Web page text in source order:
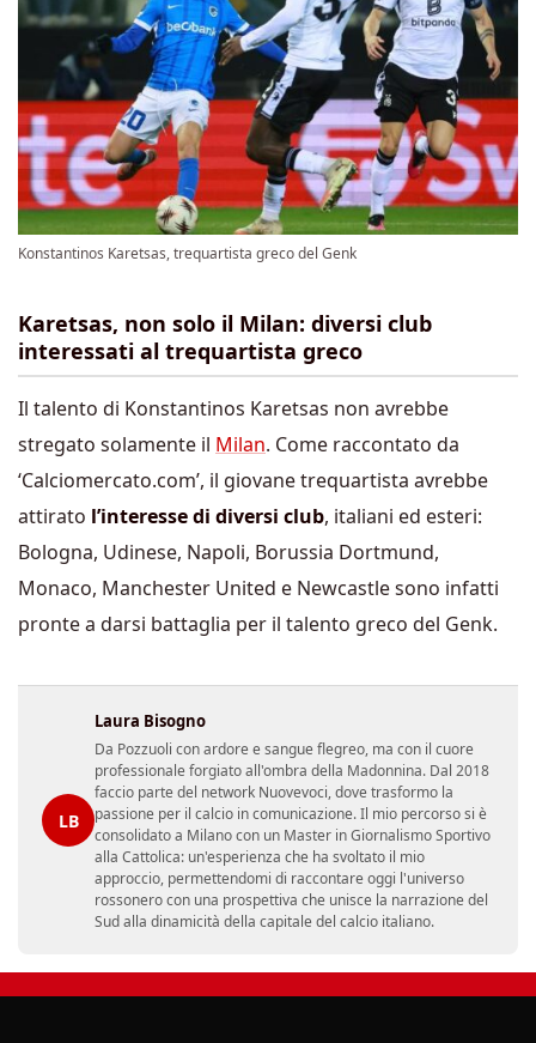
Konstantinos Karetsas, trequartista greco del Genk
Karetsas, non solo il Milan: diversi club
interessati al trequartista greco
Il talento di Konstantinos Karetsas non avrebbe
stregato solamente il Milan. Come raccontato da
‘Calciomercato.com’, il giovane trequartista avrebbe
attirato l’interesse di diversi club, italiani ed esteri:
Bologna, Udinese, Napoli, Borussia Dortmund,
Monaco, Manchester United e Newcastle sono infatti
pronte a darsi battaglia per il talento greco del Genk.
LB
Laura Bisogno
Da Pozzuoli con ardore e sangue flegreo, ma con il cuore
professionale forgiato all'ombra della Madonnina. Dal 2018
faccio parte del network Nuovevoci, dove trasformo la
passione per il calcio in comunicazione. Il mio percorso si è
consolidato a Milano con un Master in Giornalismo Sportivo
alla Cattolica: un'esperienza che ha svoltato il mio
approccio, permettendomi di raccontare oggi l'universo
rossonero con una prospettiva che unisce la narrazione del
Sud alla dinamicità della capitale del calcio italiano.